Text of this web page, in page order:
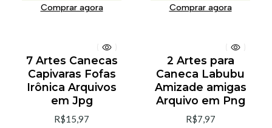
Comprar agora Comprar agora
7 Artes Canecas
Capivaras Fofas
Irônica Arquivos
em Jpg
R$15,97
2 Artes para
Caneca Labubu
Amizade amigas
Arquivo em Png
R$7,97